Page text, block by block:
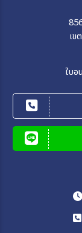
เข
ใบอ